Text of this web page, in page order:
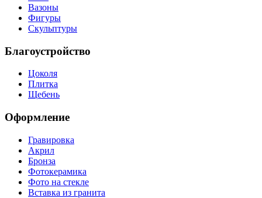
Вазоны
Фигуры
Скульптуры
Благоустройство
Цоколя
Плитка
Щебень
Оформление
Гравировка
Акрил
Бронза
Фотокерамика
Фото на стекле
Вставка из гранита